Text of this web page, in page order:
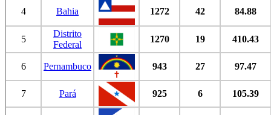
4 Bahia 1272 42 84.88
5
Distrito
Federal
1270 19 410.43
6 Pernambuco 943 27 97.47
7 Pará 925 6 105.39